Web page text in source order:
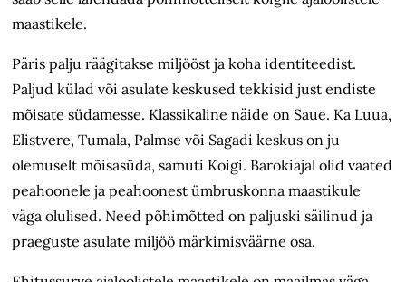
maastikele.
Päris palju räägitakse miljööst ja koha identiteedist.
Paljud külad või asulate keskused tekkisid just endiste
mõisate südamesse. Klassikaline näide on Saue. Ka Luua,
Elistvere, Tumala, Palmse või Sagadi keskus on ju
olemuselt mõisasüda, samuti Koigi. Barokiajal olid vaated
peahoonele ja peahoonest ümbruskonna maastikule
väga olulised. Need põhimõtted on paljuski säilinud ja
praeguste asulate miljöö märkimisväärne osa.